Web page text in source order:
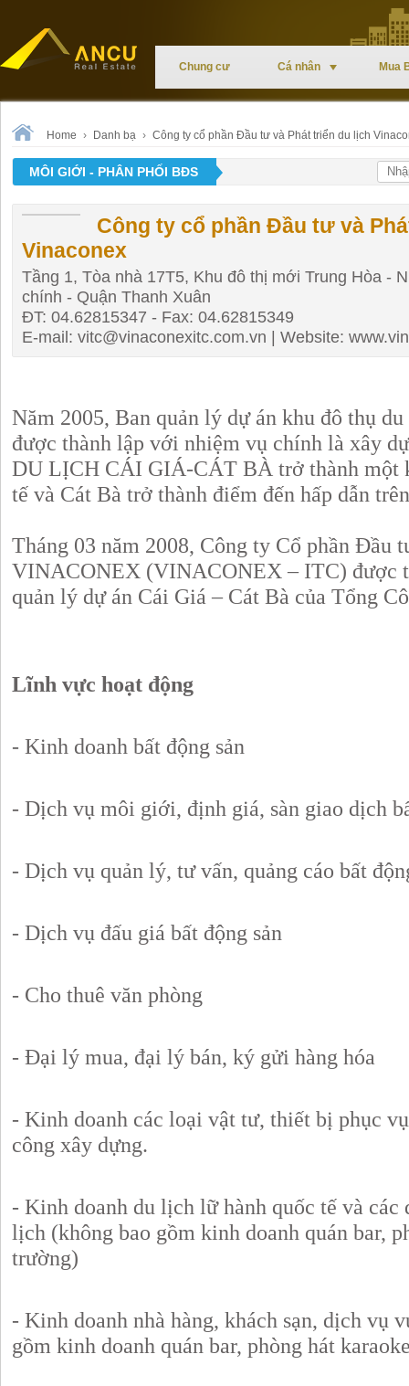
Chung cư Cá nhân Mua
Home › Danh bạ › Công ty cổ phần Đầu tư và Phát triển du lịch
MÔI GIỚI - PHÂN PHỐI BĐS
Công ty cổ phần Đầu tư và
Vinaconex
Tầng 1, Tòa nhà 17T5, Khu đô thị mới Trung Hòa -
chính - Quận Thanh Xuân
ĐT: 04.62815347 - Fax: 04.62815349
E-mail: vitc@vinaconexitc.com.vn | Website:
Năm 2005, Ban quản lý dự án khu đô thụ
được thành lập với nhiệm vụ chính là xây
DU LỊCH CÁI GIÁ-CÁT BÀ trở thành một
tế và Cát Bà trở thành điểm đến hấp dẫn
Tháng 03 năm 2008, Công ty Cổ phần Đầu
VINACONEX (VINACONEX – ITC) được
quản lý dự án Cái Giá – Cát Bà của Tổng
Lĩnh vực hoạt động
- Kinh doanh bất động sản
- Dịch vụ môi giới, định giá, sàn giao dịch
- Dịch vụ quản lý, tư vấn, quảng cáo bất
- Dịch vụ đấu giá bất động sản
- Cho thuê văn phòng
- Đại lý mua, đại lý bán, ký gửi hàng hóa
- Kinh doanh các loại vật tư, thiết bị phục
công xây dựng.
- Kinh doanh du lịch lữ hành quốc tế và các
lịch (không bao gồm kinh doanh quán bar,
trường)
- Kinh doanh nhà hàng, khách sạn, dịch vụ
gồm kinh doanh quán bar, phòng hát